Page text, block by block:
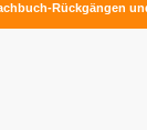
Rückgängen